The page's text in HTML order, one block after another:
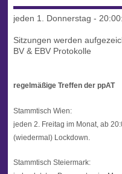
jeden 1. Donnerstag - 20:00:
Sitzungen werden
BV & EBV Protokolle
regelmäßige Treffen der ppAT
Stammtisch Wien:
jeden 2. Freitag im Monat, ab
(wiedermal) Lockdown.
Stammtisch Steiermark: